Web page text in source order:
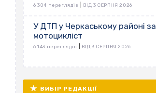
6 304 переглядів ВІД 3 СЕРПНЯ 2026
У ДТП у Черкаському районі
мотоцикліст
6 143 переглядів ВІД 3 СЕРПНЯ 2026
ВИБІР РЕДАКЦІЇ